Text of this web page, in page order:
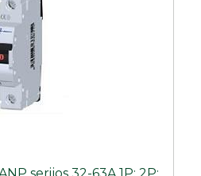
serijos 32-63A 1P; 2P;